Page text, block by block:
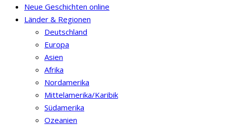
Neue Geschichten online
Länder & Regionen
Deutschland
Europa
Asien
Afrika
Nordamerika
Mittelamerika/Karibik
Südamerika
Ozeanien